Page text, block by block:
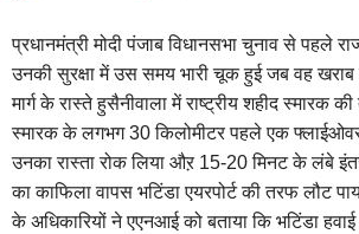
प्रधानमंत्री मोदी पंजाब विधानसभा चुनाव से पहले
उनकी सुरक्षा में उस समय भारी चूक हुई जब वह
मार्ग के रास्ते हुसैनीवाला में राष्ट्रीय शहीद स्मारक
स्मारक के लगभग 30 किलोमीटर पहले एक फ्लाईओवर
उनका रास्ता रोक लिया औऱ 15-20 मिनट के लंबे
का काफिला वापस भटिंडा एयरपोर्ट की तरफ लौट
के अधिकारियों ने एएनआई को बताया कि भटिंडा